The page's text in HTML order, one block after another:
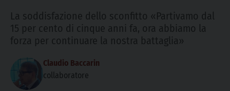
La soddisfazione dello sconfitto «Partivamo dal
15 per cento di cinque anni fa, ora abbiamo la
forza per continuare la nostra battaglia»
Claudio Baccarin
collaboratore